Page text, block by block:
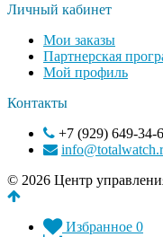
Личный кабинет
Мои заказы
Партнерская
Мой профиль
Контакты
+7 (929) 649-34-
© 2026 Центр
Избранное 0